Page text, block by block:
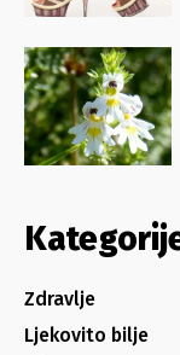
Zdravlje
Ljekovito bilje